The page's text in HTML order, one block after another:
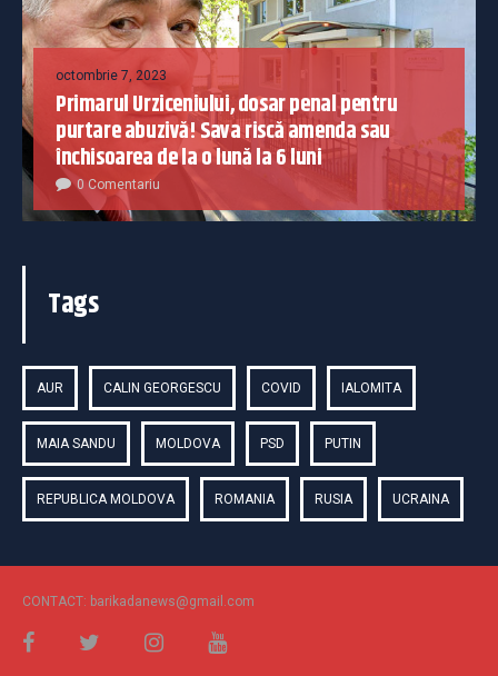
octombrie 7, 2023
Primarul Urziceniului, dosar penal pentru
purtare abuzivă! Sava riscă amenda sau
închisoarea de la o lună la 6 luni
0 Comentariu
Tags
AUR CALIN GEORGESCU COVID IALOMITA
MAIA SANDU MOLDOVA PSD PUTIN
REPUBLICA MOLDOVA ROMANIA RUSIA UCRAINA
CONTACT: barikadanews@gmail.com